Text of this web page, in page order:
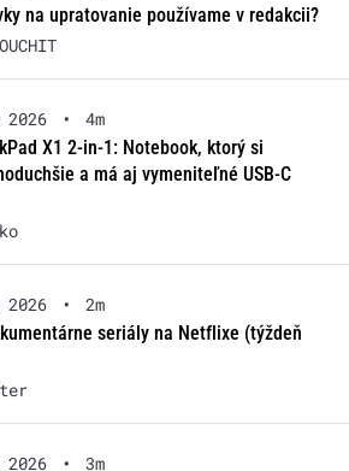
na upratovanie používame v redakcii?
•
4m
X1 2-in-1: Notebook, ktorý si
a má aj vymeniteľné USB-C
•
2m
seriály na Netflixe (týždeň
•
3m